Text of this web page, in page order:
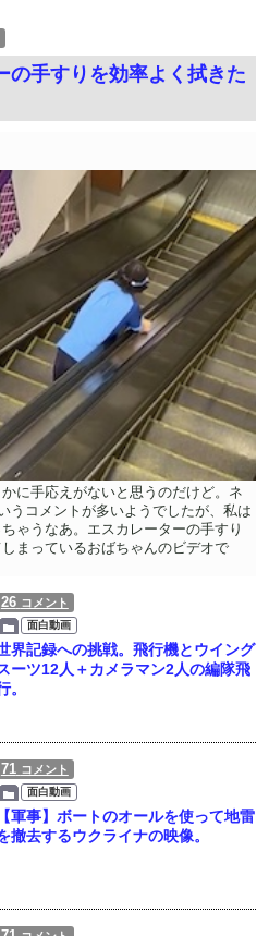
の手すりを効率よく拭きた
に手応えがないと思うのだけど。ネ
うコメントが多いようでしたが、私は
ゃうなあ。エスカレーターの手すり
まっているおばちゃんのビデオで
26 コメント
面白動画
界記録への挑戦。飛行機とウイング
ーツ12人＋カメラマン2人の編隊飛
。
71 コメント
面白動画
【軍事】ボートのオールを使って地雷
撤去するウクライナの映像。